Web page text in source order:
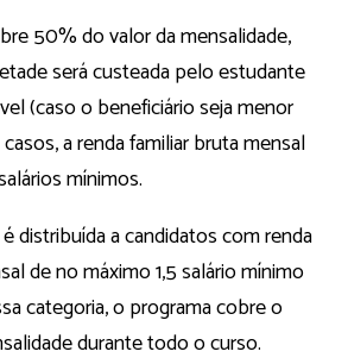
50% do valor da mensalidade,
será custeada pelo estudante
(caso o beneficiário seja menor
a renda familiar bruta mensal
mínimos.
distribuída a candidatos com renda
de no máximo 1,5 salário mínimo
categoria, o programa cobre o
durante todo o curso.